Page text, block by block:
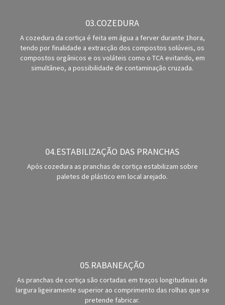
03.COZEDURA
A cozedura da cortiça é feita em água a ferver durante 1hora,
tendo por finalidade a extracção dos compostos solúveis, os
compostos orgânicos e os voláteis como o TCA evitando, em
simultâneo, a possibilidade de contaminação cruzada.
04.ESTABILIZAÇÃO DAS PRANCHAS
Após cozedura as pranchas de cortiça estabilizam sobre
paletes de plástico em local arejado.
05.RABANEAÇÃO
As pranchas de cortiça são cortadas em traços longitudinais de
largura ligeiramente superior ao comprimento das rolhas que se
pretende fabricar.